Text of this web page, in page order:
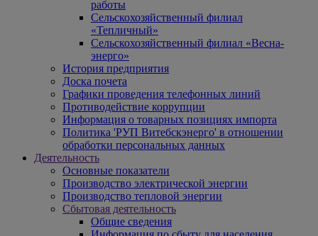
работы
Сельскохозяйственный филиал
«Тепличный»
Сельскохозяйственный филиал «Весна-
энерго»
История предприятия
Доска почета
Графики проведения телефонных линий
Противодействие коррупции
Информация о товарных позициях импорта
Политика 'РУП Витебскэнерго' в отношении
обработки персональных данных
Деятельность
Основные показатели
Производство электрической энергии
Производство тепловой энергии
Сбытовая деятельность
Общие сведения